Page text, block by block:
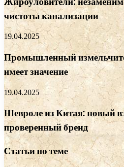
чистоты канализации
19.04.2025
Промышленный
имеет значение
19.04.2025
Шевроле из Китая: новый
проверенный бренд
Статьи по теме